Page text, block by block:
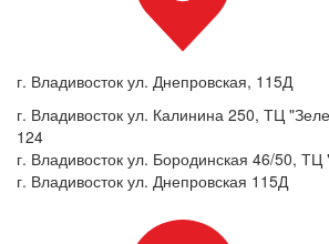
г. Владивосток ул. Днепровская, 115Д
г. Владивосток ул. Калинина 250, ТЦ
124
г. Владивосток ул. Бородинская 46/50,
г. Владивосток ул. Днепровская 115Д